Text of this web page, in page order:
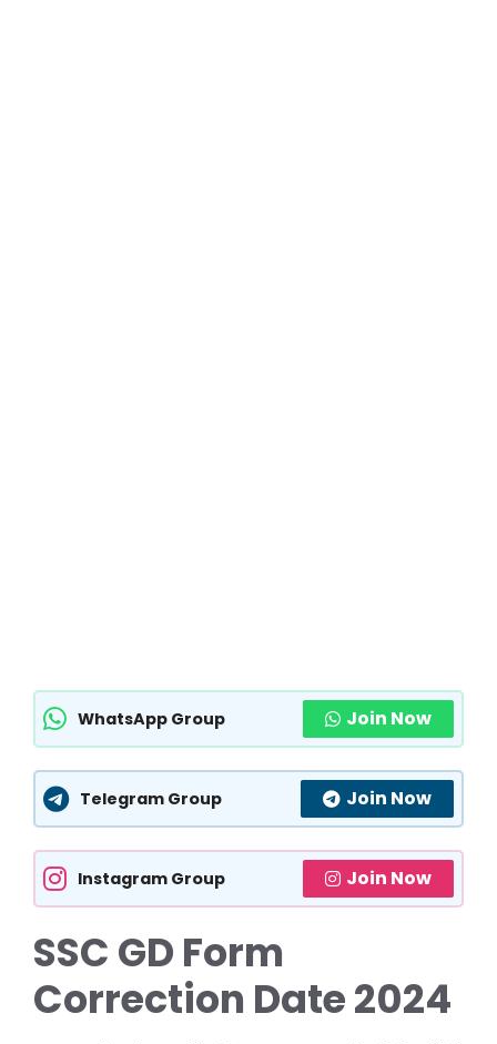
WhatsApp Group Join Now
Telegram Group Join Now
Instagram Group Join Now
SSC GD Form
Correction Date 2024